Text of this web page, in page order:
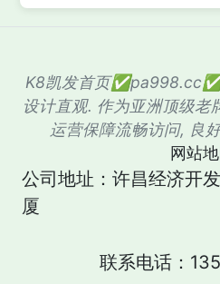
K8凯发首页
设计直观. 作为亚洲顶级老
运营保障流畅访问, 良
网站
公司地址：许昌经济开
厦
联系电话：